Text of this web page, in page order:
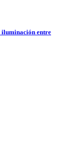
iluminación entre